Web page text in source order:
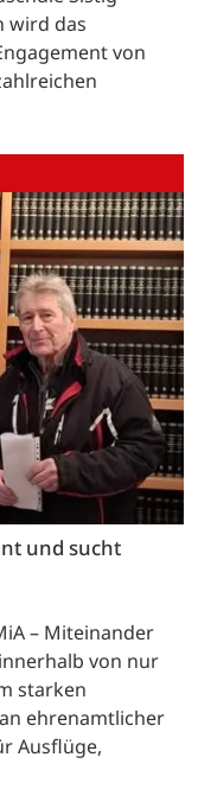
wird das
von
und sucht
– Miteinander
von nur
starken
ehrenamtlicher
Ausflüge,